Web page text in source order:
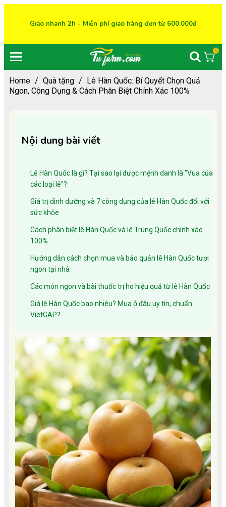
Giao nhanh 2h - Miễn phí giao hàng đơn từ 600.000đ
0
Home / Quà tặng / Lê Hàn Quốc: Bí Quyết Chọn Quả
Ngon, Công Dụng & Cách Phân Biệt Chính Xác 100%
Nội dung bài viết
Lê Hàn Quốc là gì? Tại sao lại được mệnh danh là "Vua của
các loại lê"?
Giá trị dinh dưỡng và 7 công dụng của lê Hàn Quốc đối với
sức khỏe
Cách phân biệt lê Hàn Quốc và lê Trung Quốc chính xác
100%
Hướng dẫn cách chọn mua và bảo quản lê Hàn Quốc tươi
ngon tại nhà
Các món ngon và bài thuốc trị ho hiệu quả từ lê Hàn Quốc
Giá lê Hàn Quốc bao nhiêu? Mua ở đâu uy tín, chuẩn
VietGAP?